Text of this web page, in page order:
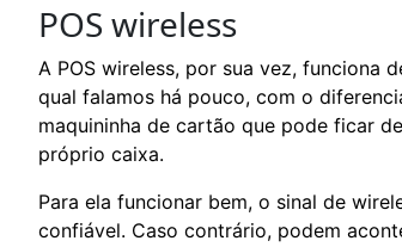
POS wireless
A POS wireless, por sua vez, funciona
qual falamos há pouco, com o
maquininha de cartão que pode ficar
próprio caixa.
Para ela funcionar bem, o sinal de
confiável. Caso contrário, podem